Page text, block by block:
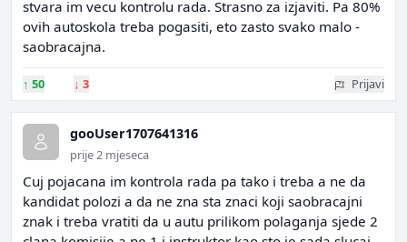
stvara im vecu kontrolu rada. Strasno za izjaviti. Pa 80%
ovih autoskola treba pogasiti, eto zasto svako malo -
saobracajna.
↑ 50 ↓ 3 Prijavi
gooUser1707641316
prije 2 mjeseca
Cuj pojacana im kontrola rada pa tako i treba a ne da
kandidat polozi a da ne zna sta znaci koji saobracajni
znak i treba vratiti da u autu prilikom polaganja sjede 2